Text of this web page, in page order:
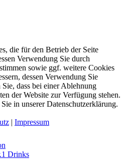
Drinks
die für den Betrieb der Seite
Verwendung Sie durch
sowie ggf. weitere Cookies
dessen Verwendung Sie
dass bei einer Ablehnung
der Website zur Verfügung stehen.
in unserer Datenschutzerklärung.
| Impressum